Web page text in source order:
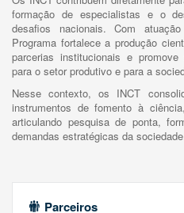
formação de especialistas e o
desafios nacionais. Com
Programa fortalece a produção
parcerias institucionais e
para o setor produtivo e para a
Nesse contexto, os INCT
instrumentos de fomento à
articulando pesquisa de ponta,
demandas estratégicas da
Parceiros